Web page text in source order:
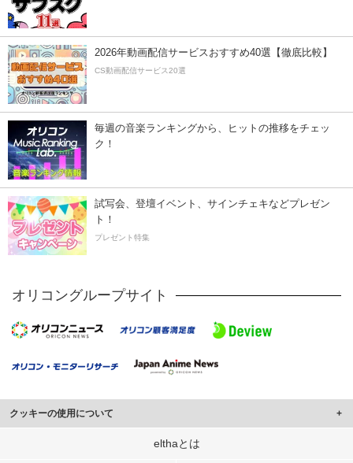
2026年動画配信サービスおすすめ40選【徹底比較】
CS動画配信サービス20選
毎週の音楽ランキングから、ヒットの推移をチェッ
ク！
試写会、登壇イベント、サインチェキなどプレゼン
ト！
プレゼント特集
オリコングループサイト
クッキーの使用について
このサイトでは Cookie を使用して、ユーザーに合わせたコンテンツや広告の
elthaとは